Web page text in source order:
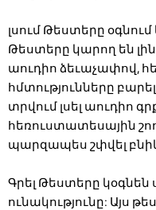
լսում Թեստերը
Թեստերը կարող են
աուդիո ձեւաչափով,
հմտությունները
տրվում լսել աուդիո
հեռուստատեսային
պարզապես շփվել
Գրել Թեստերը կօգնեն
ունակությունը: Այս